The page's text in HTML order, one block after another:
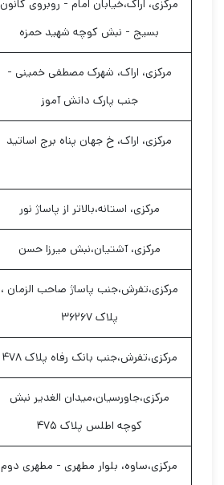
مرکزی، اراک،خیابان امام - روبروی کانون
بسیج - نبش کوچه شهید حمزه
مرکزی، اراک، شهرک مصطفی خمینی -
جنب پارک دانش آموز
مرکزی، اراک، خ جهان پناه برج اساتید
مرکزی، استانه،بالاتر از پاساژ نور
مرکزی، آشتیان،نبش میرزا حسن
مرکزی،تفرش،جنب پاساژ صاحب الزمان ،
پلاک ۳۶۲۶۷
مرکزی،تفرش،جنب بانک رفاه پلاک ۴۷۸
مرکزی،جاورسیان،میدان الغدیر نبش
کوچه اطلس پلاک ۴۷۵
مرکزی،ساوه، بلوار مطهری - مطهری دوم